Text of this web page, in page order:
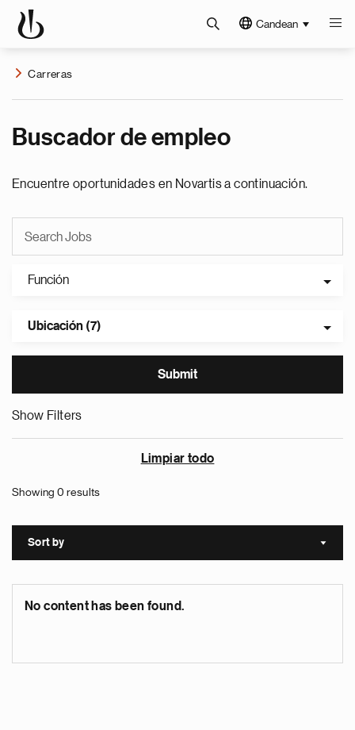
Candean
Carreras
Buscador de empleo
Encuentre oportunidades en Novartis a continuación.
Función
Ubicación (7)
Show Filters
Limpiar todo
Showing 0 results
Sort by Sort
No content has been found.